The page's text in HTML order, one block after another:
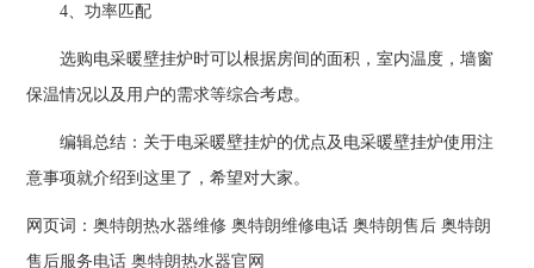
4、功率匹配
选购电采暖壁挂炉时可以根据房间的面积，室内温度，墙窗
保温情况以及用户的需求等综合考虑。
编辑总结：关于电采暖壁挂炉的优点及电采暖壁挂炉使用注
意事项就介绍到这里了，希望对大家。
网页词：奥特朗热水器维修 奥特朗维修电话 奥特朗售后 奥特朗
售后服务电话 奥特朗热水器官网